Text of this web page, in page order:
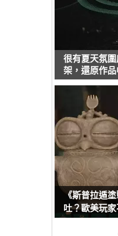
很有夏天氛
架，還原作
《斯普拉遁
吐？歐美玩